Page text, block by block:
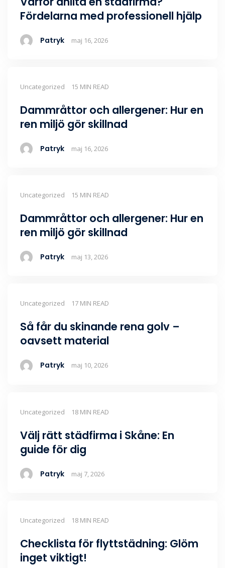
Fördelarna med professionell hjälp
Patryk maj 16, 2026
Uncategorized 15 MIN READ
Dammråttor och allergener: Hur en
ren miljö gör skillnad
Patryk maj 16, 2026
Uncategorized 15 MIN READ
Dammråttor och allergener: Hur en
ren miljö gör skillnad
Patryk maj 13, 2026
Uncategorized 17 MIN READ
Så får du skinande rena golv –
oavsett material
Patryk maj 10, 2026
Uncategorized 18 MIN READ
Välj rätt städfirma i Skåne: En
guide för dig
Patryk maj 7, 2026
Uncategorized 18 MIN READ
Checklista för flyttstädning: Glöm
inget viktigt!